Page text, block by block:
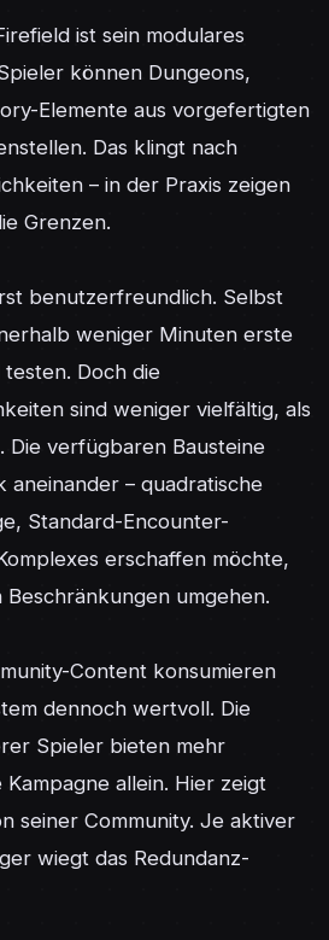
ist sein modulares
können Dungeons,
Elemente aus vorgefertigten
Das klingt nach
– in der Praxis zeigen
Grenzen.
benutzerfreundlich. Selbst
weniger Minuten erste
Doch die
sind weniger vielfältig, als
Die verfügbaren Bausteine
aneinander – quadratische
Standard-Encounter-
erschaffen möchte,
Beschränkungen umgehen.
Content konsumieren
dennoch wertvoll. Die
Spieler bieten mehr
allein. Hier zeigt
seiner Community. Je aktiver
wiegt das Redundanz-